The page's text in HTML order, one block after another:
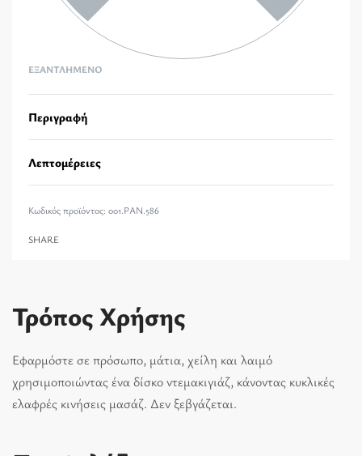
ΕΞΑΝΤΛΗΜΈΝΟ
Περιγραφή
Λεπτομέρειες
001.PAN.586
SHARE
Τρόπος Χρήσης
Εφαρμόστε σε πρόσωπο, μάτια, χείλη και λαιμό
χρησιμοποιώντας ένα δίσκο ντεμακιγιάζ, κάνοντας κυκλικές
ελαφρές κινήσεις μασάζ. Δεν ξεβγάζεται.